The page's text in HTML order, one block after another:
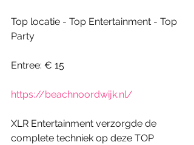
Top locatie - Top Entertainment - Top
Party
Entree: € 15
https://beachnoordwijk.nl/
XLR Entertainment verzorgde de
complete techniek op deze TOP